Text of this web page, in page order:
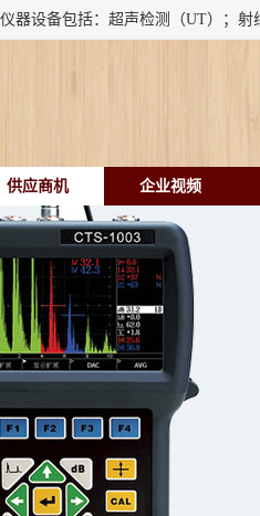
供应商机 企业视频